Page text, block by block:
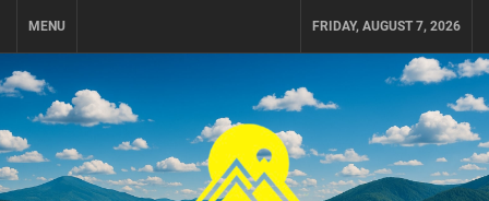
MENU FRIDAY, AUGUST 7, 2026